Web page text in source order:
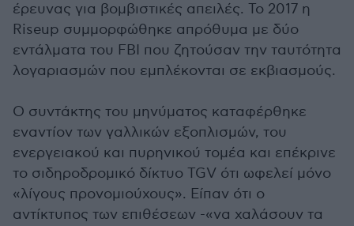
έρευνας για βομβιστικές απειλές. Το 2017 η
Riseup συμμορφώθηκε απρόθυμα με δύο
εντάλματα του FBI που ζητούσαν την ταυτότητα
λογαριασμών που εμπλέκονται σε εκβιασμούς.
Ο συντάκτης του μηνύματος καταφέρθηκε
εναντίον των γαλλικών εξοπλισμών, του
ενεργειακού και πυρηνικού τομέα και επέκρινε
το σιδηροδρομικό δίκτυο TGV ότι ωφελεί μόνο
«λίγους προνομιούχους». Είπαν ότι ο
αντίκτυπος των επιθέσεων -«να χαλάσουν τα